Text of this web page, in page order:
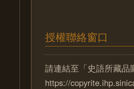
授權聯絡窗口
請連結至「史語所藏
https://